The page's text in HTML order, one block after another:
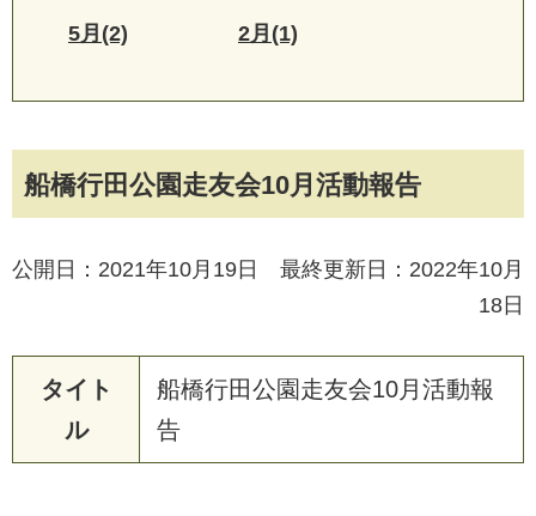
船橋行田公園走友会10月活動報告
公開日：2021年10月19日 最終更新日：2022年10月
18日
タイト
ル
船橋行田公園走友会10月 活動報
告
5月(2) 2月(1)